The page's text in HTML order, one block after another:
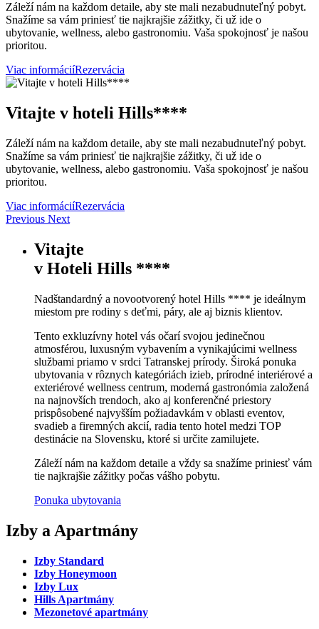
Záleží nám na každom detaile, aby ste mali nezabudnuteľný pobyt.
Snažíme sa vám priniesť tie najkrajšie zážitky, či už ide o
ubytovanie, wellness, alebo gastronomiu. Vaša spokojnosť je našou
prioritou.
Viac informáciíRezervácia
Vitajte v hoteli Hills****
Záleží nám na každom detaile, aby ste mali nezabudnuteľný pobyt.
Snažíme sa vám priniesť tie najkrajšie zážitky, či už ide o
ubytovanie, wellness, alebo gastronomiu. Vaša spokojnosť je našou
prioritou.
Viac informáciíRezervácia
Previous Next
Vitajte
v Hoteli Hills ****
Nadštandardný a novootvorený hotel Hills **** je ideálnym
miestom pre rodiny s deťmi, páry, ale aj biznis klientov.
Tento exkluzívny hotel vás očarí svojou jedinečnou
atmosférou, luxusným vybavením a vynikajúcimi wellness
službami priamo v srdci Tatranskej prírody. Široká ponuka
ubytovania v rôznych kategóriách izieb, prírodné interiérové a
exteriérové wellness centrum, moderná gastronómia založená
na najnovších trendoch, ako aj konferenčné priestory
prispôsobené najvyšším požiadavkám v oblasti eventov,
svadieb a firemných akcií, radia tento hotel medzi TOP
destinácie na Slovensku, ktoré si určite zamilujete.
Záleží nám na každom detaile a vždy sa snažíme priniesť vám
tie najkrajšie zážitky počas vášho pobytu.
Ponuka ubytovania
Izby a Apartmány
Izby Standard
Izby Honeymoon
Izby Lux
Hills Apartmány
Mezonetové apartmány